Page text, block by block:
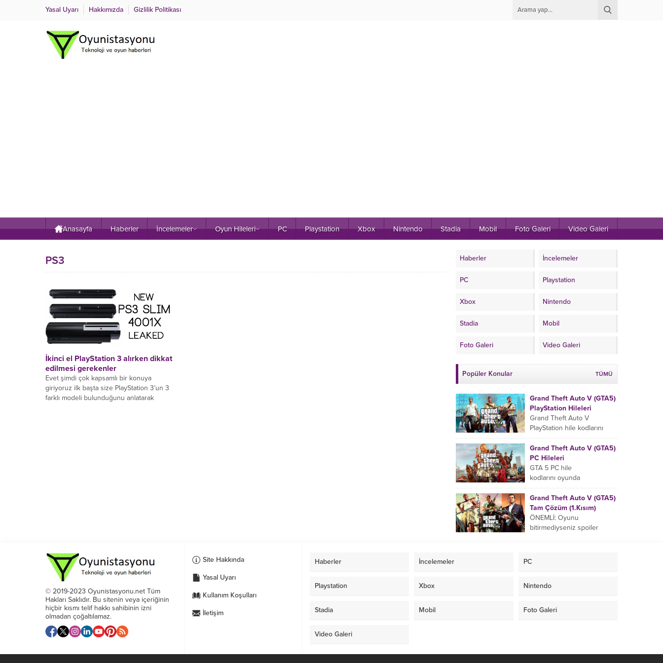
Yasal Uyarı Hakkımızda Gizlilik Politikası
Anasayfa Haberler İncelemeler Oyun Hileleri PC Playstation Xbox Nintendo Stadia Mobil Foto Galeri Video Galeri
PS3
İkinci el PlayStation 3 alırken dikkat
edilmesi gerekenler
Evet şimdi çok kapsamlı bir konuya
giriyoruz ilk başta size PlayStation 3’un 3
farklı modeli bulunduğunu anlatarak
Haberler İncelemeler
PC Playstation
Xbox Nintendo
Stadia Mobil
Foto Galeri Video Galeri
Popüler Konular TÜMÜ
Grand Theft Auto V (GTA5)
PlayStation Hileleri
Grand Theft Auto V
PlayStation hile kodlarını
oyun esnasında sıralamaya
uyarak gire bilirsiniz yada
pause ekranında da bu hile
kodlarını...
Grand Theft Auto V (GTA5)
PC Hileleri
GTA 5 PC hile
kodlarını oyunda
aktifleştirmek için aşağıdaki
hile kodlarını klavyenizdeki ,
veya tuşuna basarak açılan
bölüme girin....
Grand Theft Auto V (GTA5)
Tam Çözüm (1.Kısım)
ÖNEMLİ: Oyunu
bitirmediyseniz spoiler
geçin. HİKAYE Kuzey
suç ortaklarından...
© 2019-2023 Oyunistasyonu.net Tüm
Hakları Saklıdır. Bu sitenin veya içeriğinin
hiçbir kısmı telif hakkı sahibinin izni
olmadan çoğaltılamaz.
Site Hakkında
Yasal Uyarı
Kullanım Koşulları
İletişim
Haberler İncelemeler PC
Playstation Xbox Nintendo
Stadia Mobil Foto Galeri
Video Galeri